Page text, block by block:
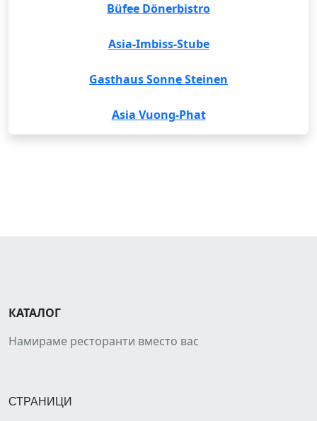
Büfee Dönerbistro
Asia-Imbiss-Stube
Gasthaus Sonne Steinen
Asia Vuong-Phat
КАТАЛОГ
Намираме ресторанти вместо вас
СТРАНИЦИ